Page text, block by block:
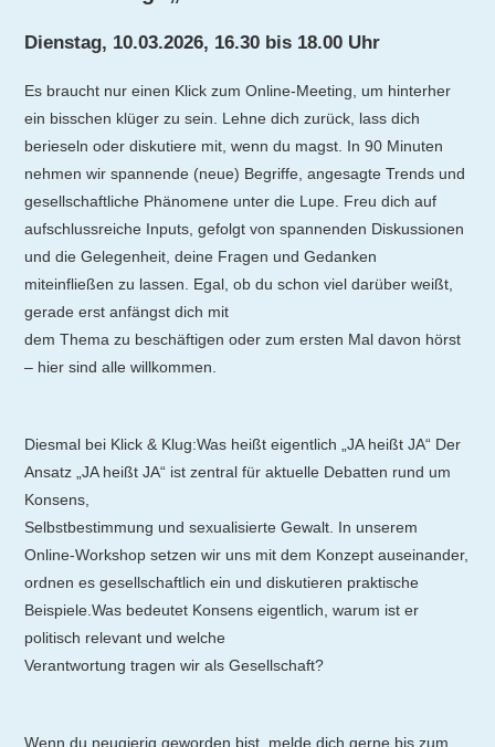
Dienstag, 10.03.2026, 16.30 bis 18.00 Uhr
Es braucht nur einen Klick zum Online-Meeting, um hinterher
ein bisschen klüger zu sein. Lehne dich zurück, lass dich
berieseln oder diskutiere mit, wenn du magst. In 90 Minuten
nehmen wir spannende (neue) Begriffe, angesagte Trends und
gesellschaftliche Phänomene unter die Lupe. Freu dich auf
aufschlussreiche Inputs, gefolgt von spannenden Diskussionen
und die Gelegenheit, deine Fragen und Gedanken
miteinfließen zu lassen. Egal, ob du schon viel darüber weißt,
gerade erst anfängst dich mit
dem Thema zu beschäftigen oder zum ersten Mal davon hörst
– hier sind alle willkommen.
Diesmal bei Klick & Klug:Was heißt eigentlich „JA heißt JA“ Der
Ansatz „JA heißt JA“ ist zentral für aktuelle Debatten rund um
Konsens,
Selbstbestimmung und sexualisierte Gewalt. In unserem
Online-Workshop setzen wir uns mit dem Konzept auseinander,
ordnen es gesellschaftlich ein und diskutieren praktische
Beispiele.Was bedeutet Konsens eigentlich, warum ist er
politisch relevant und welche
Verantwortung tragen wir als Gesellschaft?
Wenn du neugierig geworden bist, melde dich gerne bis zum